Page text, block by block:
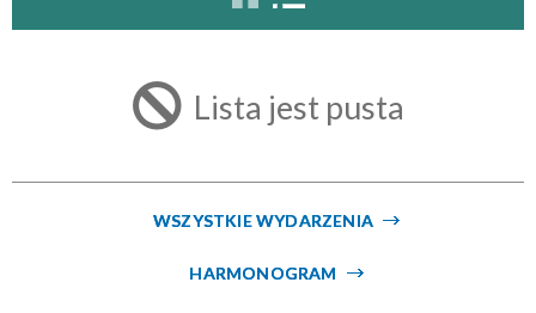
Trwające w zakresie Lista jest pusta
WSZYSTKIE WYDARZENIA
HARMONOGRAM